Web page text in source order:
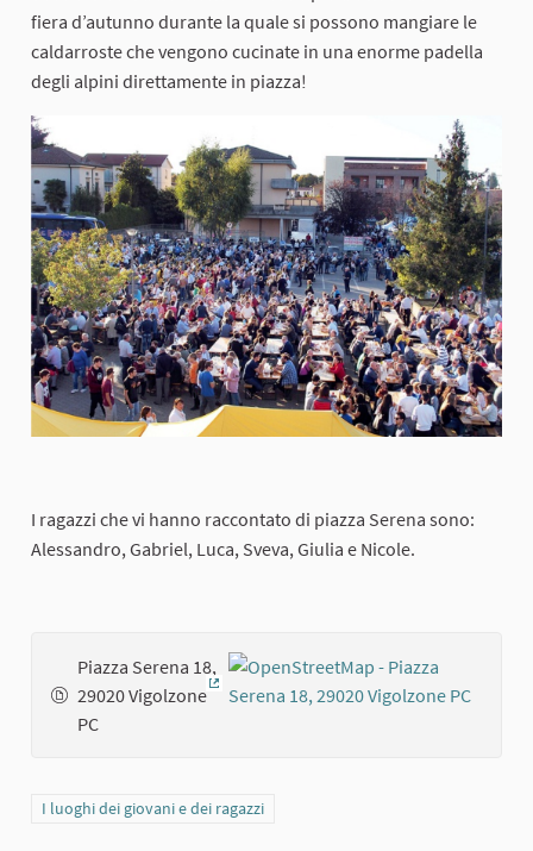
fiera d’autunno durante la quale si possono mangiare le
caldarroste che vengono cucinate in una enorme padella
degli alpini direttamente in piazza!
I ragazzi che vi hanno raccontato di piazza Serena sono:
Alessandro, Gabriel, Luca, Sveva, Giulia e Nicole.
Piazza Serena 18,
29020 Vigolzone
PC
(External link)
Filter results for category: I luoghi dei giovani e dei ragazzi
I luoghi dei giovani e dei ragazzi